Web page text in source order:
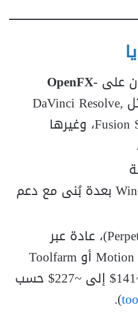
على OpenFX-
مثل DaVinci Resolve,
Fusion Studio, Nuke, Maya، وغيرها
Windows/macOS/Linux بعدة بُنى مع دعم
تراخيص دائمة (Perpetual)، عادة عبر
موزعين مثل Motion Media أو Toolfarm
بأسعار تتراوح من ~141$ إلى ~227$ حسب
).